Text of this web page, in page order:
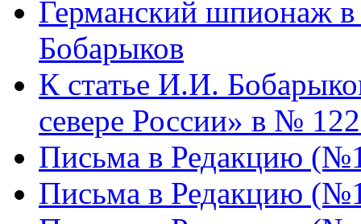
Германский шпионаж
Бобарыков
К статье И.И.
севере России» в №
Письма в Редакцию
Письма в Редакцию